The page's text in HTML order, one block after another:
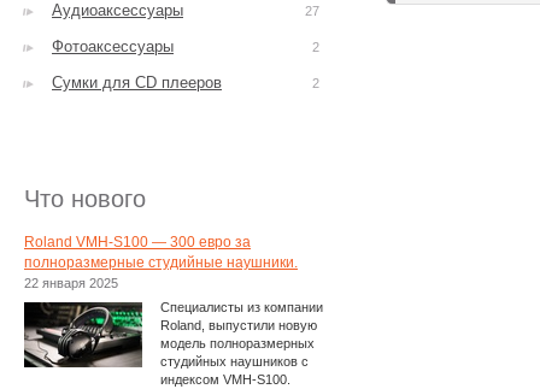
Аудиоаксессуары 27
Фотоаксессуары 2
Сумки для CD плееров 2
Что нового
Roland VMH-S100 — 300 евро за
полноразмерные студийные наушники.
22 января 2025
Специалисты из компании
Roland, выпустили новую
модель полноразмерных
студийных наушников с
индексом VMH-S100.